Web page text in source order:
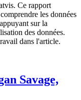
Ce rapport
les données
sur la
des données.
dans l'article.
Savage,